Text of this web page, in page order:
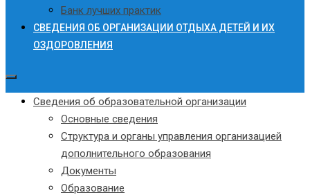
Банк лучших практик
СВЕДЕНИЯ ОБ ОРГАНИЗАЦИИ ОТДЫХА ДЕТЕЙ И ИХ
ОЗДОРОВЛЕНИЯ
Сведения об образовательной организации
Основные сведения
Структура и органы управления организацией
дополнительного образования
Документы
Образование